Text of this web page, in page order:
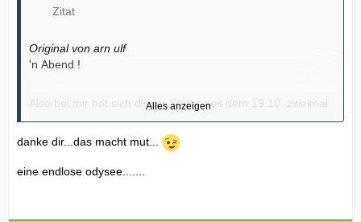
Zitat
Original von arn ulf
'n Abend !
Also bei mir hat sich dieser Status seit dem 19.10. zweimal
geändert :
Alles anzeigen
danke dir...das macht mut...
eine endlose odysee.......